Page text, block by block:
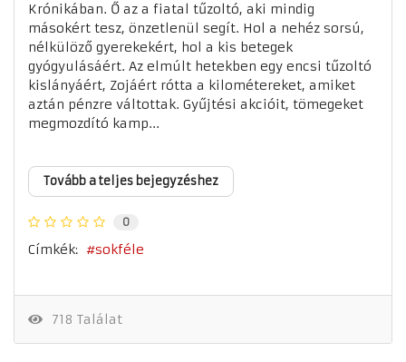
Krónikában. Ő az a fiatal tűzoltó, aki mindig
másokért tesz, önzetlenül segít. Hol a nehéz sorsú,
nélkülöző gyerekekért, hol a kis betegek
gyógyulásáért. Az elmúlt hetekben egy encsi tűzoltó
kislányáért, Zojáért rótta a kilométereket, amiket
aztán pénzre váltottak. Gyűjtési akcióit, tömegeket
megmozdító kamp...
Tovább a teljes bejegyzéshez
0
Címkék: sokféle
718 Találat